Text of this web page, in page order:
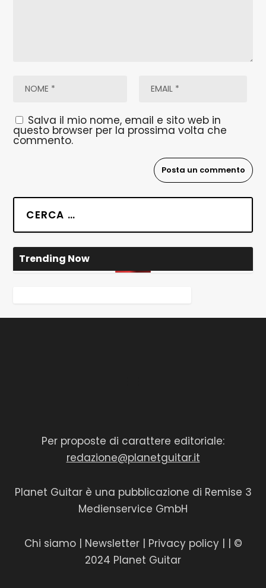
Salva il mio nome, email e sito web in
questo browser per la prossima volta che
commento.
Trending Now
Per proposte di carattere editoriale:
redazione@planetguitar.it
Planet Guitar è una pubblicazione di Remise 3
Medienservice GmbH
Chi siamo| Newsletter | Privacy policy| | ©
2024 Planet Guitar